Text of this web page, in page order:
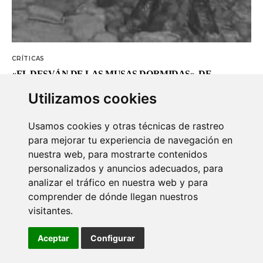
Utilizamos cookies
Usamos cookies y otras técnicas de rastreo
para mejorar tu experiencia de navegación en
nuestra web, para mostrarte contenidos
personalizados y anuncios adecuados, para
analizar el tráfico en nuestra web y para
comprender de dónde llegan nuestros
visitantes.
Aceptar Configurar
CRÍTICAS
«EL DESVÁN DE LAS MUSAS DORMIDAS», DE
3 JULIO, 2025
Recordar es narrar, es fabular sabiendo que poco o nada
separa la memoria de la imaginación, y que así es como
dotamos de sentido al mundo, a nuestro pasado y a nosotros
mismos. Con esta idea tejiendo la narración, en…
2 →
PUBLICIDAD EN QUE LEER